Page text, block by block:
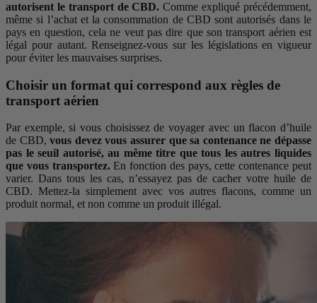
autorisent le transport de CBD. Comme expliqué précédemment,
même si l’achat et la consommation de CBD sont autorisés dans le
pays en question, cela ne veut pas dire que son transport aérien est
légal pour autant. Renseignez-vous sur les législations en vigueur
pour éviter les mauvaises surprises.
Choisir un format qui correspond aux règles de
transport aérien
Par exemple, si vous choisissez de voyager avec un flacon d’huile
de CBD,vous devez vous assurer que sa contenance ne dépasse
pas le seuil autorisé, au même titre que tous les autres liquides
que vous transportez.En fonction des pays, cette contenance peut
varier. Dans tous les cas, n’essayez pas de cacher votre huile de
CBD. Mettez-la simplement avec vos autres flacons, comme un
produit normal, et non comme un produit illégal.